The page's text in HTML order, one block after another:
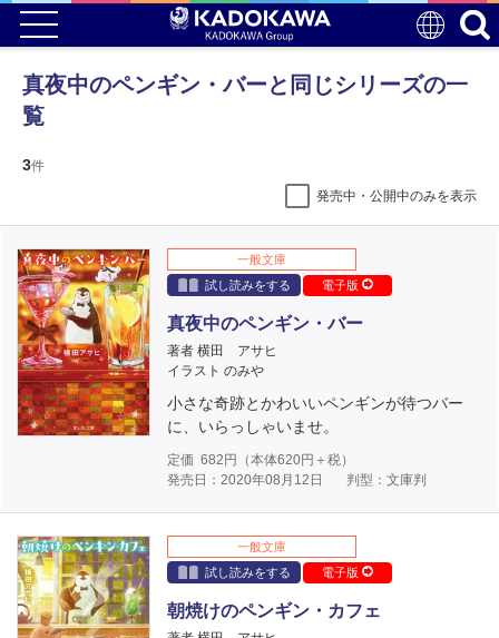
真夜中のペンギン・バーと同じシリーズの一
覧
3件
発売中・公開中のみを表示
一般文庫
試し読みをする
電子版
真夜中のペンギン・バー
著者 横田 アサヒ
イラスト のみや
小さな奇跡とかわいいペンギンが待つバー
に、いらっしゃいませ。
定価 682 円（本体620円＋税）
発売日：2020年08月12日
判型：文庫判
一般文庫
試し読みをする
電子版
朝焼けのペンギン・カフェ